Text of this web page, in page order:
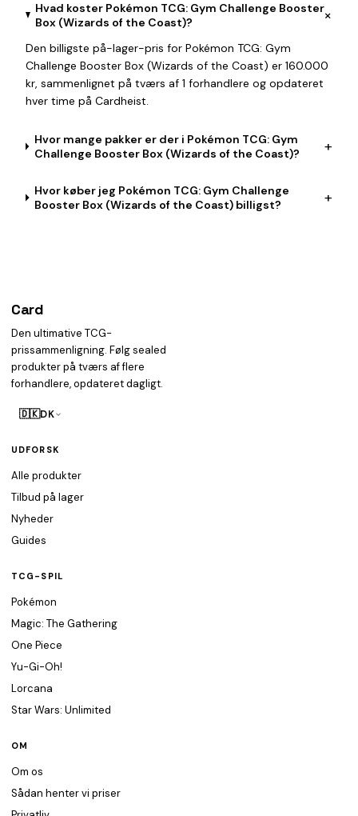
Hvad koster Pokémon TCG: Gym Challenge Booster
Box (Wizards of the Coast)?
+
Den billigste på-lager-pris for Pokémon TCG: Gym
Challenge Booster Box (Wizards of the Coast) er 160.000
kr, sammenlignet på tværs af 1 forhandlere og opdateret
hver time på Cardheist.
Hvor mange pakker er der i Pokémon TCG: Gym
Challenge Booster Box (Wizards of the Coast)?
+
Hvor køber jeg Pokémon TCG: Gym Challenge
Booster Box (Wizards of the Coast) billigst?
+
Card
Den ultimative TCG-
prissammenligning. Følg sealed
produkter på tværs af flere
forhandlere, opdateret dagligt.
🇩🇰DK
UDFORSK
Alle produkter
Tilbud på lager
Nyheder
Guides
TCG-SPIL
Pokémon
Magic: The Gathering
One Piece
Yu-Gi-Oh!
Lorcana
Star Wars: Unlimited
OM
Om os
Sådan henter vi priser